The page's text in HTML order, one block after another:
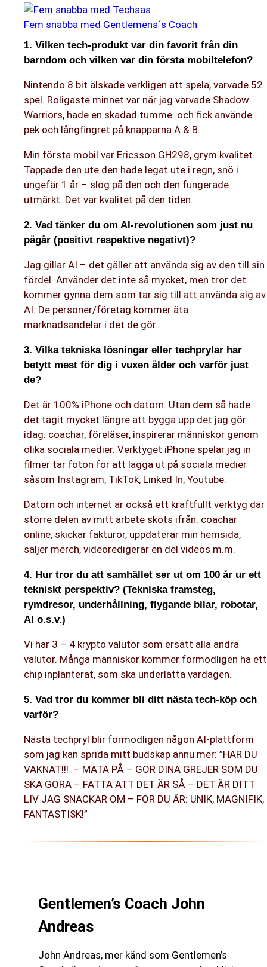
innehållFem snabba med Gentlemens´s Coach
1. Vilken tech-produkt var din favorit från din
barndom och vilken var din första mobiltelefon?
Nintendo 8 bit älskade verkligen att spela, varvade 52
spel. Roligaste minnet var när jag varvade Shadow
Warriors, hade en skadad tumme och fick använde
pek och långfingret på knapparna A & B.
Min första mobil var Ericsson GH298, grym kvalitet.
Tappade den ute den hade legat ute i regn, snö i
ungefär 1 år – slog på den och den fungerade
utmärkt. Det var kvalitet på den tiden.
2. Vad tänker du om AI-revolutionen som just nu
pågår (positivt respektive negativt)?
Jag gillar AI – det gäller att använda sig av den till sin
fördel. Använder det inte så mycket, men tror det
kommer gynna dem som tar sig till att använda sig av
AI. De personer/företag kommer äta
marknadsandelar i det de gör.
3. Vilka tekniska lösningar eller techprylar har
betytt mest för dig i vuxen ålder och varför just
de?
Det är 100% iPhone och datorn. Utan dem så hade
det tagit mycket längre att bygga upp det jag gör
idag: coachar, föreläser, inspirerar människor genom
olika sociala medier. Verktyget iPhone spelar jag in
filmer tar foton för att lägga ut på sociala medier
såsom Instagram, TikTok, Linked In, Youtube.
Datorn och internet är också ett kraftfullt verktyg där
större delen av mitt arbete sköts ifrån: coachar
online, skickar fakturor, uppdaterar min hemsida,
säljer merch, videoredigerar en del videos m.m.
4. Hur tror du att samhället ser ut om 100 år ur ett
tekniskt perspektiv? (Tekniska framsteg,
rymdresor, underhållning, flygande bilar, robotar,
AI o.s.v.)
Vi har 3 – 4 krypto valutor som ersatt alla andra
valutor. Många människor kommer förmodligen ha ett
chip inplanterat, som ska underlätta vardagen.
5. Vad tror du kommer bli ditt nästa tech-köp och
varför?
Nästa techpryl blir förmodligen någon AI-plattform
som jag kan sprida mitt budskap ännu mer: ”HAR DU
VAKNAT!!! – MATA PÅ – GÖR DINA GREJER SOM DU
SKA GÖRA – FATTA ATT DET ÄR SÅ – DET ÄR DITT
LIV JAG SNACKAR OM – FÖR DU ÄR: UNIK, MAGNIFIK,
FANTASTISK!”
Gentlemen’s Coach John
Andreas
John Andreas, mer känd som Gentlemen’s